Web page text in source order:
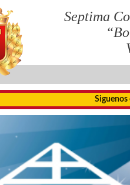
Septima
Siguenos